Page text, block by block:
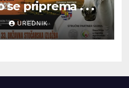
se priprema . . .
UREDNIK